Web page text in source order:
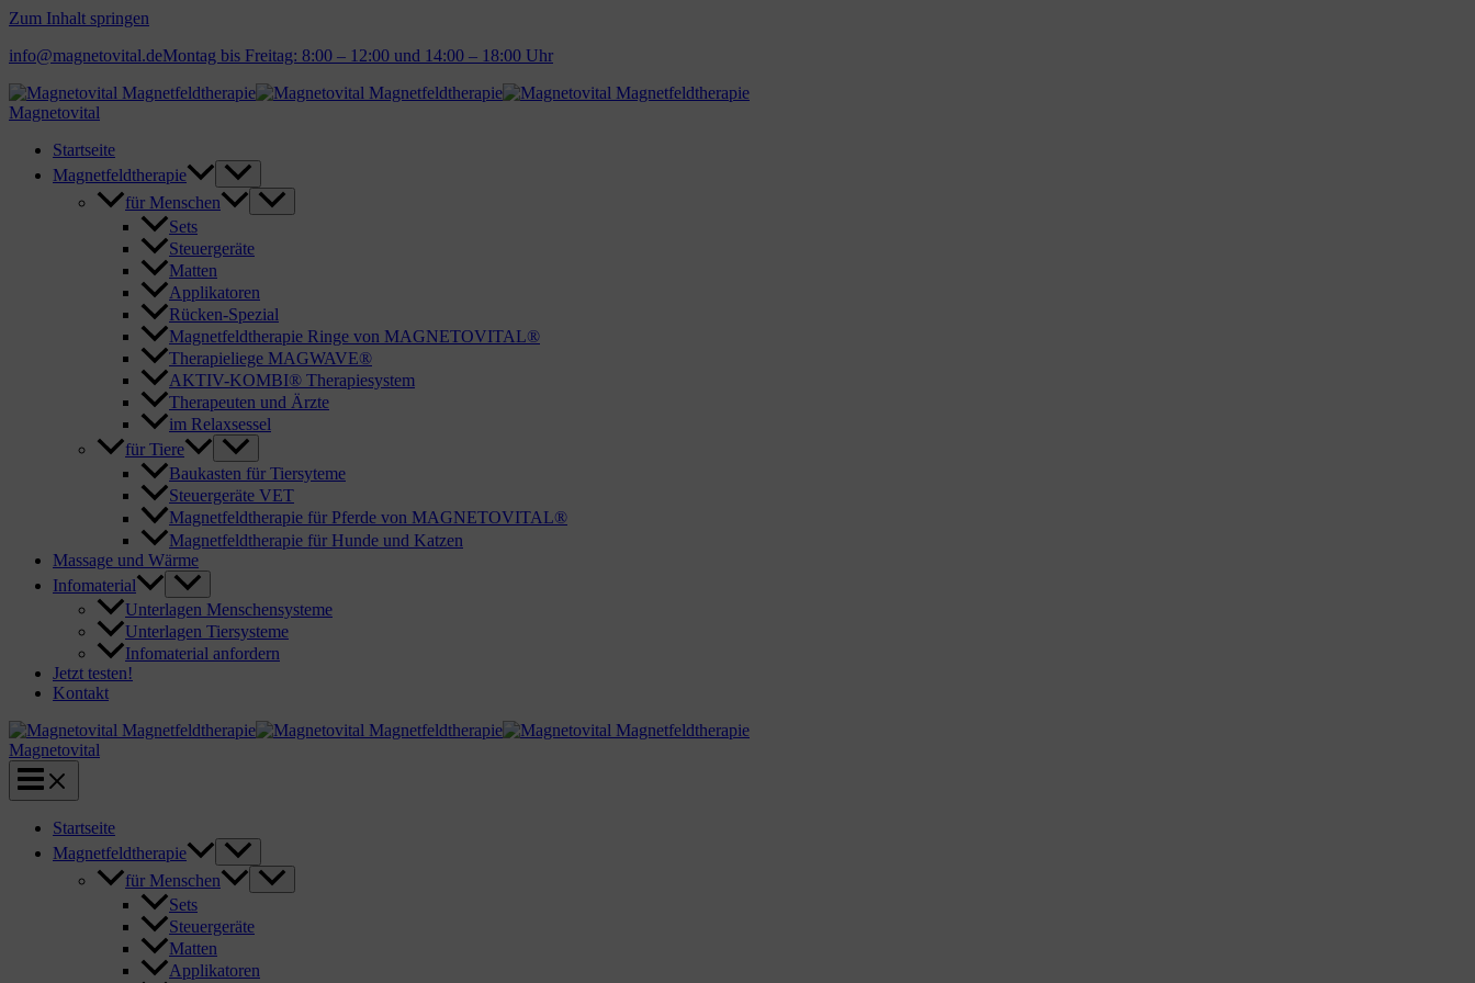
Zum Inhalt springen
info@magnetovital.deMontag bis Freitag: 8:00 – 12:00 und 14:00 – 18:00 Uhr
Magnetovital
Startseite
Magnetfeldtherapie
für Menschen
Sets
Steuergeräte
Matten
Applikatoren
Rücken-Spezial
Magnetfeldtherapie Ringe von MAGNETOVITAL®
Therapieliege MAGWAVE®
AKTIV-KOMBI® Therapiesystem
Therapeuten und Ärzte
im Relaxsessel
für Tiere
Baukasten für Tiersyteme
Steuergeräte VET
Magnetfeldtherapie für Pferde von MAGNETOVITAL®
Magnetfeldtherapie für Hunde und Katzen
Massage und Wärme
Infomaterial
Unterlagen Menschensysteme
Unterlagen Tiersysteme
Infomaterial anfordern
Jetzt testen!
Kontakt
Magnetovital
Startseite
Magnetfeldtherapie
für Menschen
Sets
Steuergeräte
Matten
Applikatoren